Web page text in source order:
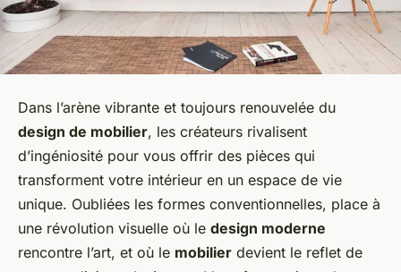
Dans l’arène vibrante et toujours renouvelée du
design de mobilier, les créateurs rivalisent
d’ingéniosité pour vous offrir des pièces qui
transforment votre intérieur en un espace de vie
unique. Oubliées les formes conventionnelles, place à
une révolution visuelle où le design moderne
rencontre l’art, et où le mobilier devient le reflet de